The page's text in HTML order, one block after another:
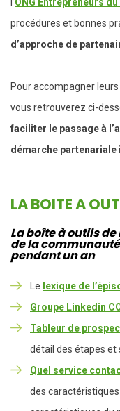
procédures et bonnes
d’approche de
Pour accompagner
vous retrouverez ci-
faciliter le passage à
démarche partenariale
LA BOITE A
La boîte à outils
de la
pendant un an
Le lexique de
Groupe Linkedin
Tableur de
détail des étapes et
Quel service
des caractéristiques